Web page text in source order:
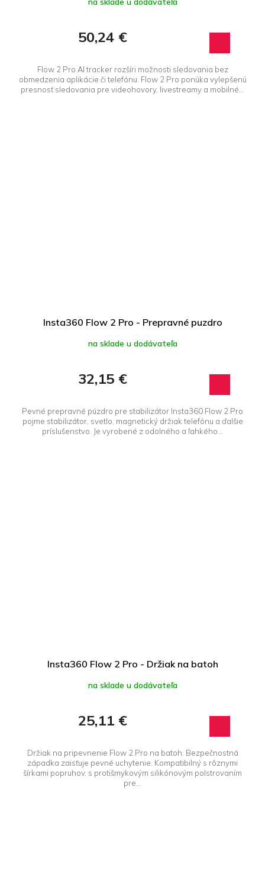
50,24 €
Flow 2 Pro AI tracker rozšíri možnosti sledovania bez
obmedzenia aplikácie či telefónu. Flow 2 Pro ponúka vylepšenú
presnosť sledovania pre videohovory, livestreamy a mobilné...
Insta360 Flow 2 Pro - Prepravné puzdro
na sklade u dodávateľa
32,15 €
Pevné prepravné púzdro pre stabilizátor Insta360 Flow 2 Pro
pojme stabilizátor, svetlo, magnetický držiak telefónu a ďalšie
príslušenstvo. Je vyrobené z odolného a ľahkého...
Insta360 Flow 2 Pro - Držiak na batoh
na sklade u dodávateľa
25,11 €
Držiak na pripevnenie Flow 2 Pro na batoh. Bezpečnostná
západka zaisťuje pevné uchytenie. Kompatibilný s rôznymi
šírkami popruhov, s protišmykovým silikónovým polstrovaním
pre...